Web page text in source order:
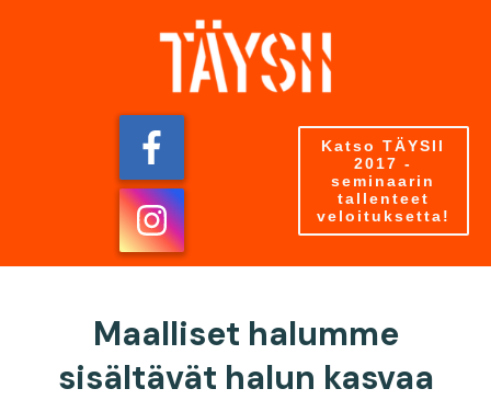
Katso TÄYSII
2017 -
seminaarin
tallenteet
veloituksetta!
Maalliset halumme
sisältävät halun kasvaa